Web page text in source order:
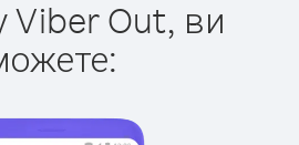
Viber Out, ви